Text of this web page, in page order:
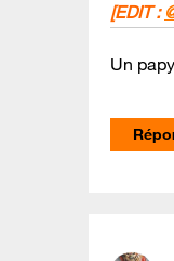
[EDIT :
Un